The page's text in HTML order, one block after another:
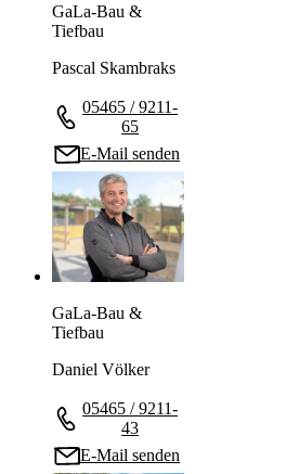
GaLa-Bau &
Tiefbau
Pascal Skambraks
05465 / 9211-
65
E-Mail senden
GaLa-Bau &
Tiefbau
Daniel Völker
05465 / 9211-
43
E-Mail senden